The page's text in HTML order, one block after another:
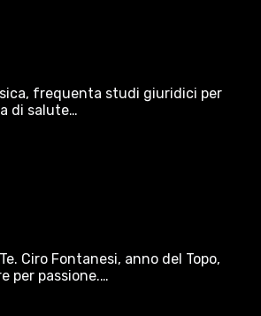
frequenta studi giuridici per
di salute…
Ciro Fontanesi, anno del Topo,
per passione.…